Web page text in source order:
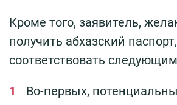
Кроме того, заявитель,
получить абхазский
соответствовать
Во-первых,